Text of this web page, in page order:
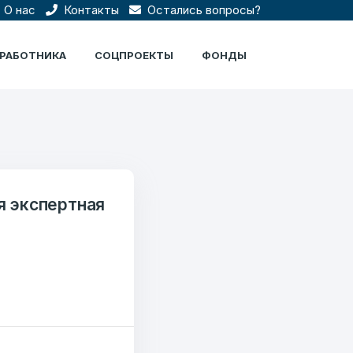
О нас Контакты Остались вопросы?
СОЦПРОЕКТЫ ФОНДЫ